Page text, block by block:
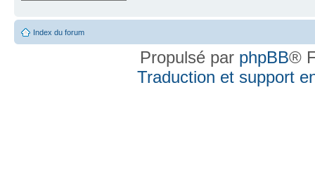
Index du forum
Propulsé par phpBB®
Traduction et support